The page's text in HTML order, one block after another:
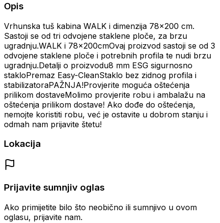
Opis
Vrhunska tuš kabina WALK i dimenzija 78x200 cm.
Sastoji se od tri odvojene staklene ploče, za brzu
ugradnju.WALK i 78x200cmOvaj proizvod sastoji se od 3
odvojene staklene ploče i potrebnih profila te nudi brzu
ugradnju.Detalji o proizvodu8 mm ESG sigurnosno
stakloPremaz Easy-CleanStaklo bez zidnog profila i
stabilizatoraPAŽNJA!Provjerite moguća oštećenja
prilikom dostaveMolimo provjerite robu i ambalažu na
oštećenja prilikom dostave! Ako dođe do oštećenja,
nemojte koristiti robu, već je ostavite u dobrom stanju i
odmah nam prijavite štetu!
Lokacija
Prijavite sumnjiv oglas
Ako primijetite bilo što neobično ili sumnjivo u ovom
oglasu, prijavite nam.